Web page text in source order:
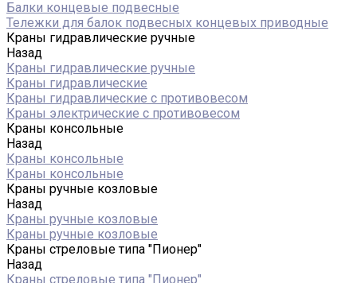
Балки концевые подвесные
Тележки для балок подвесных концевых приводные
Краны гидравлические ручные
Назад
Краны гидравлические ручные
Краны гидравлические
Краны гидравлические с противовесом
Краны электрические с противовесом
Краны консольные
Назад
Краны консольные
Краны консольные
Краны ручные козловые
Назад
Краны ручные козловые
Краны ручные козловые
Краны стреловые типа "Пионер"
Назад
Краны стреловые типа "Пионер"